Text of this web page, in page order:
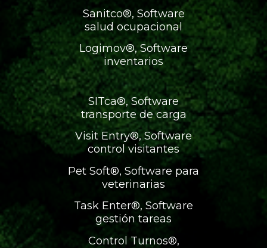
Sanitco®, Software
salud ocupacional
Logimov®, Software
inventarios
SITca®, Software
transporte de carga
Visit Entry®, Software
control visitantes
Pet Soft®, Software para
veterinarias
Task Enter®, Software
gestión tareas
Control Turnos®,